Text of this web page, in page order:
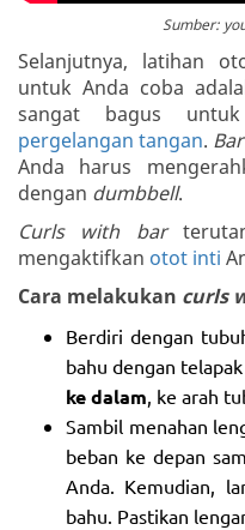
Sumber:
Selanjutnya, latihan
untuk Anda coba
sangat bagus
pergelangan tangan. Bar
Anda harus
dengan dumbbell.
Curls with bar
mengaktifkan otot inti
Cara melakukan curls
Berdiri dengan
bahu dengan
ke dalam, ke arah
Sambil menahan
beban ke depan
Anda. Kemudian,
bahu. Pastikan